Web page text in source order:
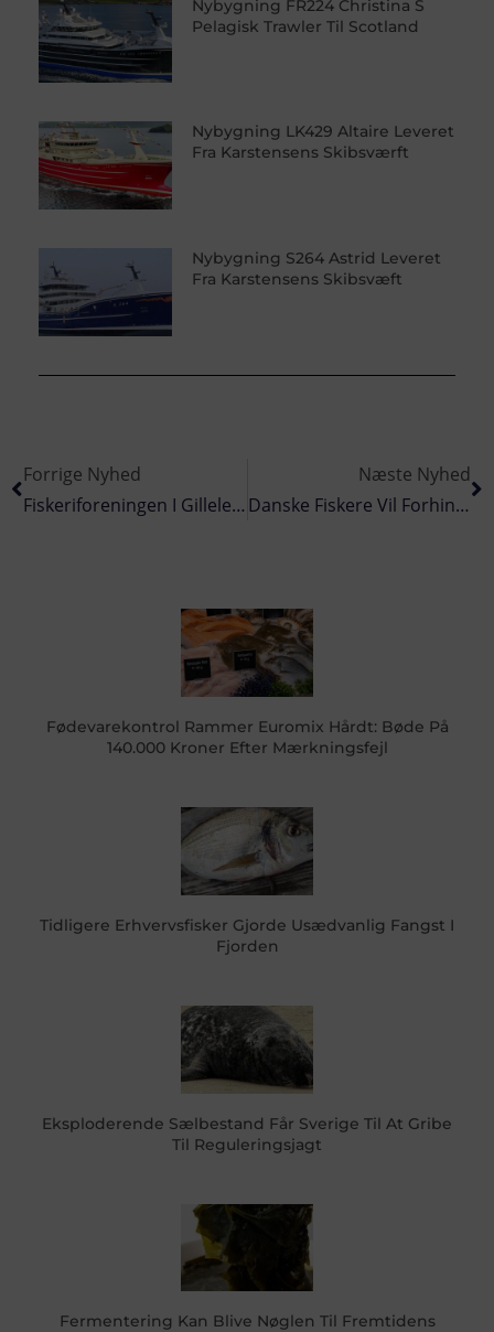
Nybygning FR224 Christina S
Pelagisk Trawler Til Scotland
Nybygning LK429 Altaire Leveret
Fra Karstensens Skibsværft
Nybygning S264 Astrid Leveret
Fra Karstensens Skibsvæft
Forrige Nyhed
Fiskeriforeningen I Gilleleje Fejrer 100 Års Jubilæum
Næste Nyhed
Danske Fiskere Vil Forhindre Milliardtab Ved Brexit
Fødevarekontrol Rammer Euromix Hårdt: Bøde På
140.000 Kroner Efter Mærkningsfejl
Tidligere Erhvervsfisker Gjorde Usædvanlig Fangst I
Fjorden
Eksploderende Sælbestand Får Sverige Til At Gribe
Til Reguleringsjagt
Fermentering Kan Blive Nøglen Til Fremtidens